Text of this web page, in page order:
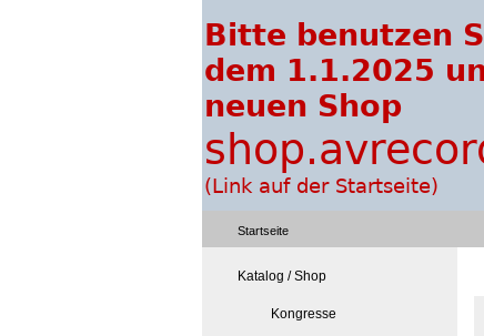
Startseite
Katalog / Shop
Kongresse